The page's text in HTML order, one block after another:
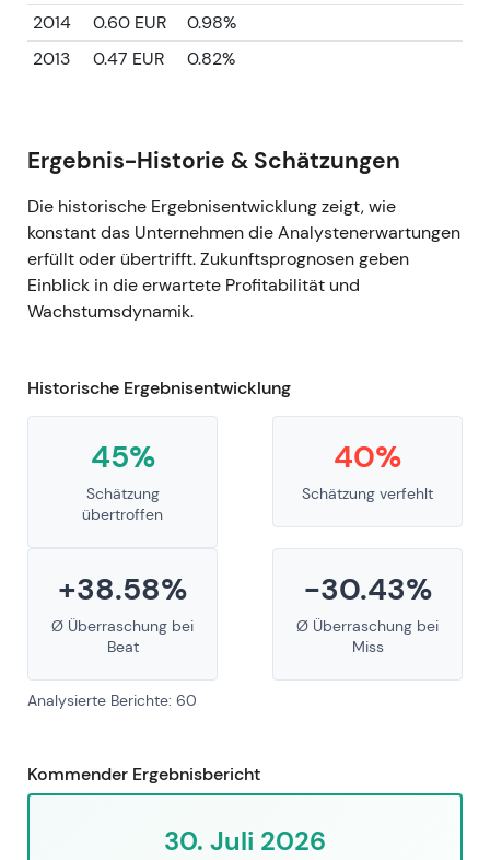
2014
0.60 EUR
0.98%
2013
0.47 EUR 0.82%
Ergebnis-Historie & Schätzungen
Die historische Ergebnisentwicklung zeigt, wie
konstant das Unternehmen die Analystenerwartungen
erfüllt oder übertrifft. Zukunftsprognosen geben
Einblick in die erwartete Profitabilität und
Wachstumsdynamik.
Historische Ergebnisentwicklung
45%
Schätzung
übertroffen
40%
Schätzung verfehlt
+38.58%
Ø Überraschung bei
Beat
-30.43%
Ø Überraschung bei
Miss
Analysierte Berichte: 60
Kommender Ergebnisbericht
30. Juli 2026